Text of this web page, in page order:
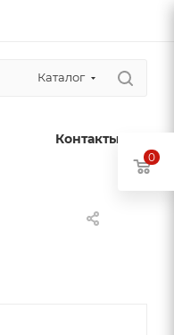
Каталог
Контакты
0